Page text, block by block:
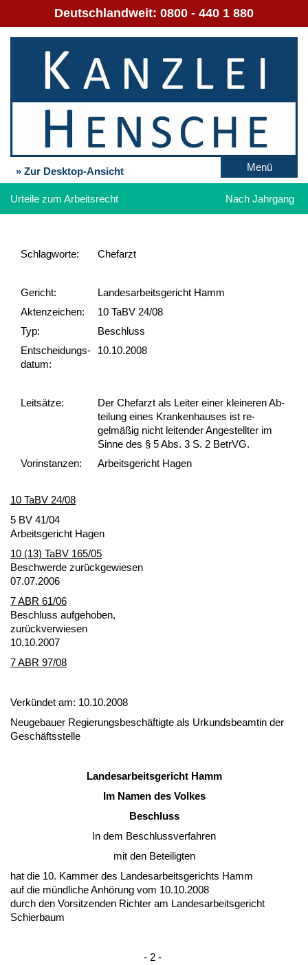
Deutschlandweit: 0800 - 440 1 880
» Zur Desktop-Ansicht Menü
Urteile zum Arbeitsrecht Nach Jahrgang
Schlag­worte: Chefarzt
Gericht:
Landesarbeitsgericht Hamm
Akten­zeichen:
10 TaBV 24/08
Typ:
Beschluss
Ent­scheid­ungs­
datum:
10.10.2008
Leit­sätze:
Der Chef­arzt als Lei­ter ei­ner klei­ne­ren Ab­
tei­lung ei­nes Kran­ken­hau­ses ist re­
gelmäßig nicht lei­ten­der An­ge­stell­ter im
Sin­ne des § 5 Abs. 3 S. 2 Be­trVG.
Vor­ins­tan­zen:
Arbeitsgericht Hagen
10 TaBV 24/08
5 BV 41/04
Ar­beits­ge­richt Ha­gen
10 (13) TaBV 165/05
Be­schwer­de zurück­ge­wie­sen
07.07.2006
7 ABR 61/06
Be­schluss auf­ge­ho­ben,
zurück­ver­wie­sen
10.10.2007
7 ABR 97/08
Verkündet am: 10.10.2008
Neu­ge­bau­er Re­gie­rungs­beschäftig­te als Ur­kunds­be­am­tin der
Geschäfts­stel­le
Lan­des­ar­beits­ge­richt Hamm
Im Na­men des Vol­kes
Be­schluss
In dem Be­schluss­ver­fah­ren
mit den Be­tei­lig­ten
hat die 10. Kam­mer des Lan­des­ar­beits­ge­richts Hamm
auf die münd­li­che Anhörung vom 10.10.2008
durch den Vor­sit­zen­den Rich­ter am Lan­des­ar­beits­ge­richt
Schier­baum
- 2 -